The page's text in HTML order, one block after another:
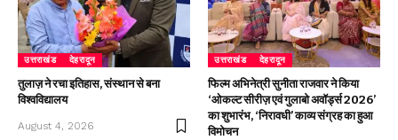
उत्तराखंड देहरादून
तुलाज़ ने रचा इतिहास, संस्थान से बना
विश्वविद्यालय
August 4, 2026
उत्तराखंड देहरादून
फिल्म अभिनेत्री सुनीता राजवार ने किया
‘ओकल्ट सीरीज़ एवं गुलाबो अवॉर्ड्स 2026’
का शुभारंभ, ‘निरावधी’ काव्य संग्रह का हुआ
विमोचन